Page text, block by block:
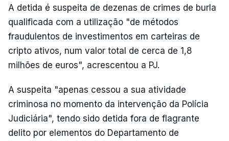
A detida é suspeita de dezenas de crimes de burla
qualificada com a utilização "de métodos
fraudulentos de investimentos em carteiras de
cripto ativos, num valor total de cerca de 1,8
milhões de euros", acrescentou a PJ.
A suspeita "apenas cessou a sua atividade
criminosa no momento da intervenção da Polícia
Judiciária", tendo sido detida fora de flagrante
delito por elementos do Departamento de